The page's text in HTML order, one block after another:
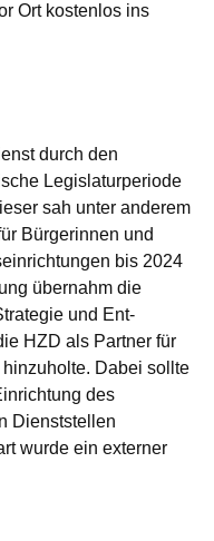
Ort kostenlos ins
durch den
Legislaturperiode
sah unter anderem
Bürgerinnen und
bis 2024
übernahm die
und Ent­
HZD als Partner für
Dabei sollte
des
Dienststellen
wurde ein externer